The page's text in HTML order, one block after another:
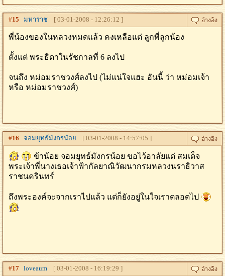
#15 มหาราช [ 03-01-2008 - 12:26:12 ]
พี่น้องของในหลวงหมดแล้ว คงเหลือแต่ ลูกพี่ลูกน้อง
ตั้งแต่ พระธิดาในรัชกาลที่ 6 ลงไป
จนถึง หม่อมราชวงศ์ลงไป (ไม่แน่ใจแฮะ อันนี้ ว่า หม่อมเจ้า
หรือ หม่อมราชวงศ์)
#16 จอมยุทธ์มังกรน้อย [ 03-01-2008 - 14:57:05 ]
ข้าน้อย จอมยุทธ์มังกรน้อย ขอไว้อาลัยแด่ สมเด็จ
พระเจ้าพี่นางเธอเจ้าฟ้ากัลยาณิวัฒนากรมหลวงนราธิวาส
ราชนครินทร์
ถึงพระองค์จะจากเราไปแล้ว แต่ก็ยังอยู่ในใจเราตลอดไป
#17 loveaum [ 03-01-2008 - 16:19:29 ]